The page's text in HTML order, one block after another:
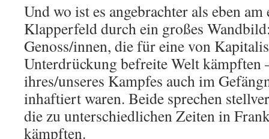
Und wo ist es angebrachter als eben
Klapperfeld durch ein großes
Genoss/innen, die für eine von
Unterdrückung befreite Welt kämpften
ihres/unseres Kampfes auch im
inhaftiert waren. Beide sprechen
die zu unterschiedlichen Zeiten in
kämpften.